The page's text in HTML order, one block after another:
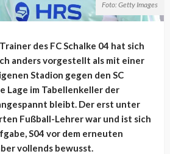
Foto: Getty Images
des FC Schalke 04 hat sich
anders vorgestellt als mit einer
Stadion gegen den SC
Lage im Tabellenkeller der
bleibt. Der erst unter
Fußball-Lehrer war und ist sich
S04 vor dem erneuten
vollends bewusst.